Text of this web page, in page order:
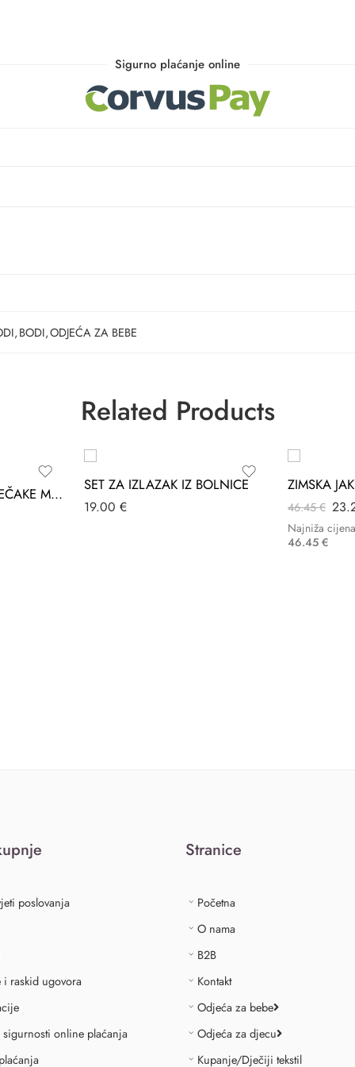
Sigurno plaćanje online
,BODI,ODJEĆA ZA BEBE
Related Products
KOMBINEZON ZA DJEČAKE MEDO CLEMENS SET ZA IZLAZAK IZ BOLNICE
19.00 €
ZIMSKA
46.45€
Najniža
46.45 €
poslovanja
i raskid ugovora
sigurnosti online plaćanja
Stranice
Početna
O nama
B2B
Kontakt
Odjeća za bebe
Odjeća za djecu
Kupanje/Dječiji tekstil